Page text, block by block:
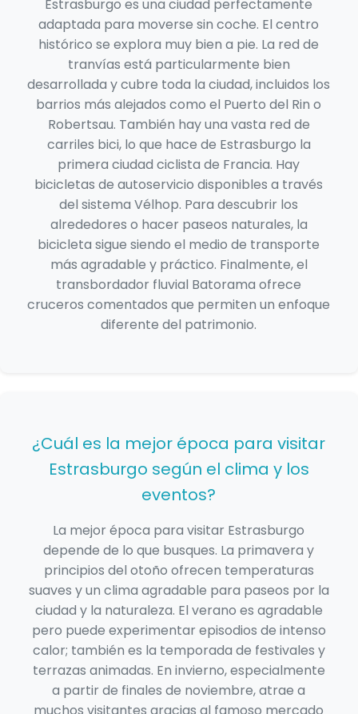
Estrasburgo es una ciudad perfectamente
adaptada para moverse sin coche. El centro
histórico se explora muy bien a pie. La red de
tranvías está particularmente bien
desarrollada y cubre toda la ciudad, incluidos los
barrios más alejados como el Puerto del Rin o
Robertsau. También hay una vasta red de
carriles bici, lo que hace de Estrasburgo la
primera ciudad ciclista de Francia. Hay
bicicletas de autoservicio disponibles a través
del sistema Vélhop. Para descubrir los
alrededores o hacer paseos naturales, la
bicicleta sigue siendo el medio de transporte
más agradable y práctico. Finalmente, el
transbordador fluvial Batorama ofrece
cruceros comentados que permiten un enfoque
diferente del patrimonio.
¿Cuál es la mejor época para visitar
Estrasburgo según el clima y los
eventos?
La mejor época para visitar Estrasburgo
depende de lo que busques. La primavera y
principios del otoño ofrecen temperaturas
suaves y un clima agradable para paseos por la
ciudad y la naturaleza. El verano es agradable
pero puede experimentar episodios de intenso
calor; también es la temporada de festivales y
terrazas animadas. En invierno, especialmente
a partir de finales de noviembre, atrae a